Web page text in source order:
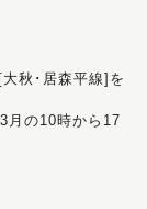
秋･居森平線]を
月の10時から17